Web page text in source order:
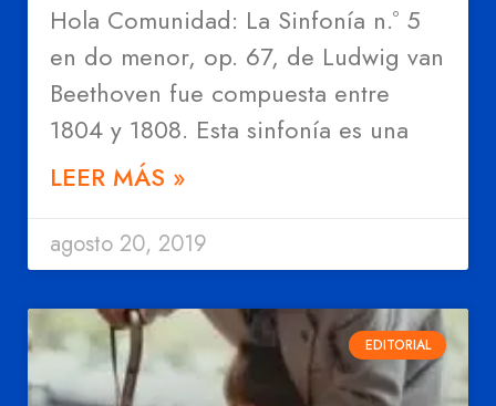
Hola Comunidad: La Sinfonía n.º 5
en do menor, op. 67, de Ludwig van
Beethoven fue compuesta entre
1804 y 1808. Esta sinfonía es una
LEER MÁS »
agosto 20, 2019
EDITORIAL